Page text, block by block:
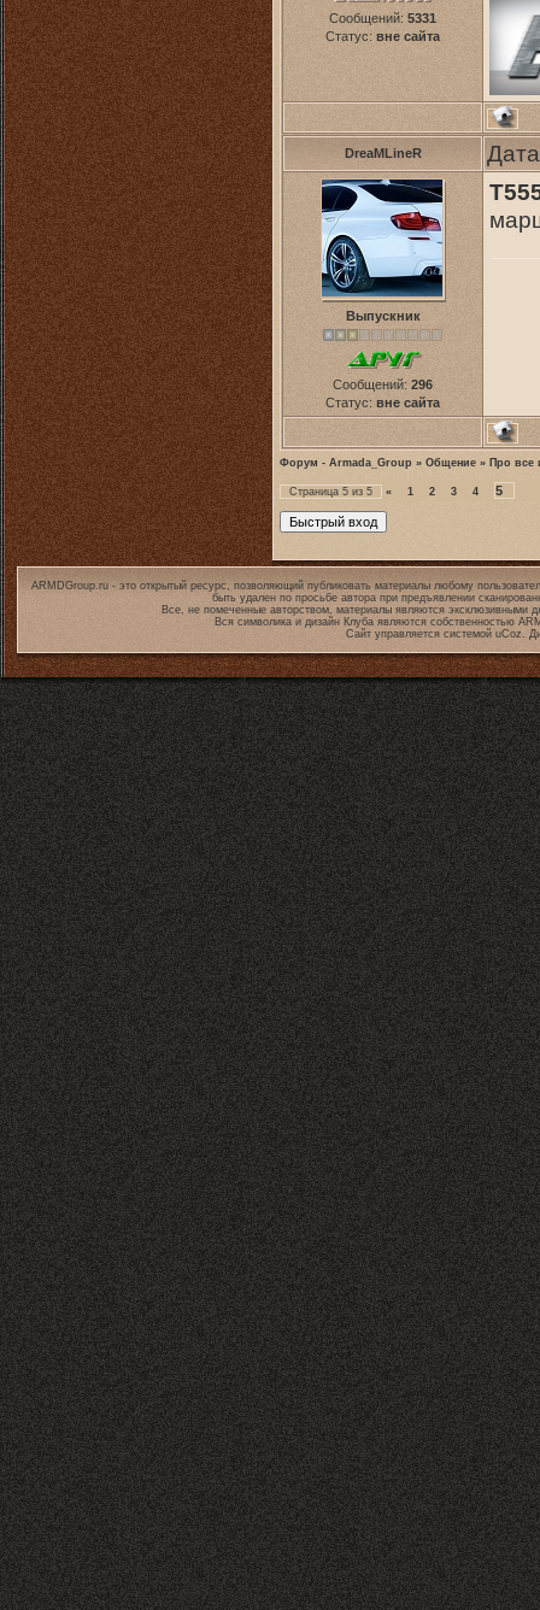
Сообщений: 5331
Статус: вне сайта
DreaMLineR
Выпускник
Сообщений: 296
Статус: вне сайта
Форум - Armada_Group » Общение » Про все
Страница 5 из 5 « 1 2 3 4 5
ARMDGroup.ru - это открытый ресурс, позволяющий публиковать материалы любому
быть удален по просьбе автора при предъявлении
Все, не помеченные авторством, материалы являются эксклюзивными
Вся символика и дизайн Клуба являются собственностью
Сайт управляется системой uCoz.